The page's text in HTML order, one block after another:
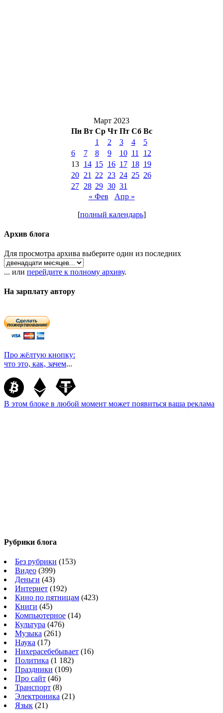
Март 2023
Пн Вт Ср Чт Пт Сб Вс
1
2 3 4
5
6
7 8 9 10 11
12
13
14 15 16 17 18 19
20
21 22 23 24 25 26
27
28 29 30 31
« Фев
Апр »
[полный календарь]
Архив блога
Для просмотра архива выберите один из последних
... или перейдите к полному архиву.
На зарплату автору
Про жёлтую кнопку:
что это, как, зачем...
В этом блоке в любой момент может появиться ваша реклама
Рубрики блога
Без рубрики (153)
Видео (399)
Деньги (43)
Интернет (192)
Кино по пятницам (423)
Книги (45)
Компьютерное (14)
Культура (476)
Музыка (261)
Наука (17)
Нихерасебебывает (16)
Политика (1 182)
Праздники (109)
Про сайт (46)
Транспорт (8)
Электроника (21)
Язык (21)